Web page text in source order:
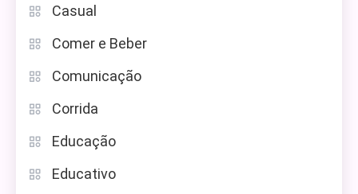
Casual
Comer e Beber
Comunicação
Corrida
Educação
Educativo